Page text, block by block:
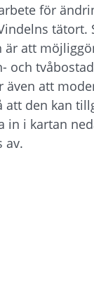
för
tätort.
är att
och
även att
att den kan
in i kartan
av.